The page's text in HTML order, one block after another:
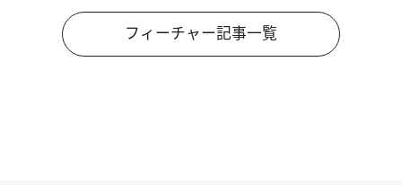
フィーチャー記事一覧